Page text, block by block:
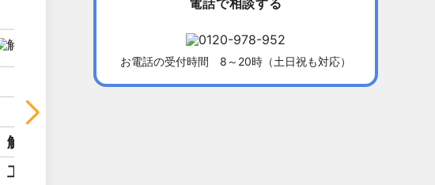
千葉県習志野市
建物
解体費用
工事期間
所在地
福岡県北九
電話で相談する
お電話の受付時間 8～20時（土日祝も対応）